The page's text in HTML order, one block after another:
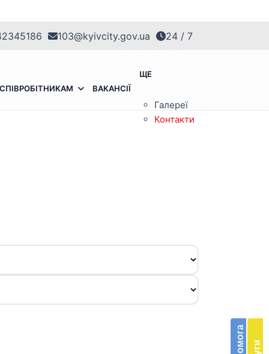
103@kyivcity.gov.ua 24 / 7
СПІВРОБІТНИКАМ ВАКАНСІЇ
ЩЕ
Галереї
Контакти